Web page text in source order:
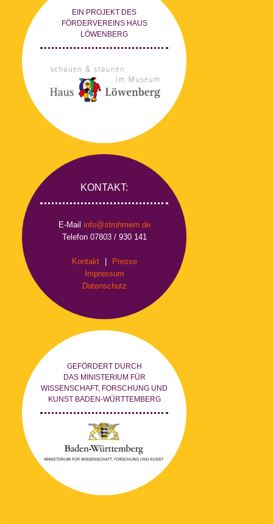
EIN PROJEKT DES
FÖRDERVEREINS HAUS
LÖWENBERG
KONTAKT:
E-Mail info@strohmern.de
Telefon 07803 / 930 141
Kontakt
Presse
Impressum
Datenschutz
GEFÖRDERT DURCH
DAS MINISTERIUM FÜR
WISSENSCHAFT, FORSCHUNG UND
KUNST BADEN-WÜRTTEMBERG